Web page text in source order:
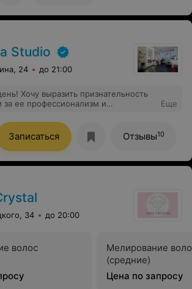
Studio
24 до 21:00
Хочу выразить признательность
за ее профессионализм и
с чем сравнивать,
прочитав отзывы решила довериться
ей сделать татуаж в волосковой
именно
Спасибо большое вам
рекомендую и вернусь ещё раз!
Еще
Записаться Отзывы10
34 до 20:00
волос
Мелирование
(средние)
Цена по запросу